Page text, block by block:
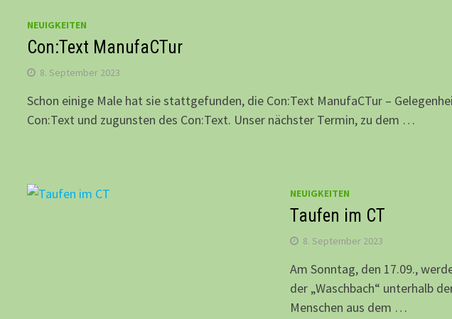
NEUIGKEITEN
Con:Text ManufaCTur
8. September 2023
Schon einige Male hat sie stattgefunden, die Con:Text ManufaCTur –
Con:Text und zugunsten des Con:Text. Unser nächster Termin, zu dem …
NEUIGKEITEN
Taufen im CT
8. September 2023
Am Sonntag, den 17.09.,
der „Waschbach“ unterhalb
Menschen aus dem …